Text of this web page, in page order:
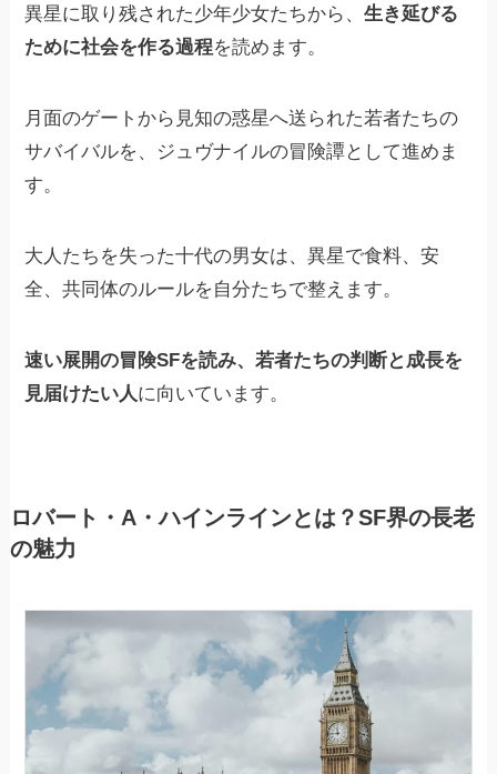
異星に取り残された少年少女たちから、生き延びる
ために社会を作る過程を読めます。
月面のゲートから見知の惑星へ送られた若者たちの
サバイバルを、ジュヴナイルの冒険譚として進めま
す。
大人たちを失った十代の男女は、異星で食料、安
全、共同体のルールを自分たちで整えます。
速い展開の冒険SFを読み、若者たちの判断と成長を
見届けたい人に向いています。
ロバート・A・ハインラインとは？SF界の長老
の魅力